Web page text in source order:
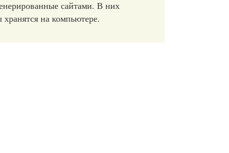
сайтами. В них
на компьютере.